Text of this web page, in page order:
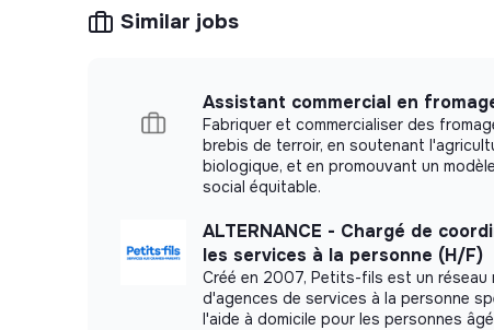
Similar jobs
Assistant commercial en
Fabriquer et commercialiser des
brebis de terroir, en soutenant
biologique, et en promouvant un
social équitable.
ALTERNANCE - Chargé de
les services à la personne (H/F)
Créé en 2007, Petits-fils est un réseau
d'agences de services à la personne
l'aide à domicile pour les personnes